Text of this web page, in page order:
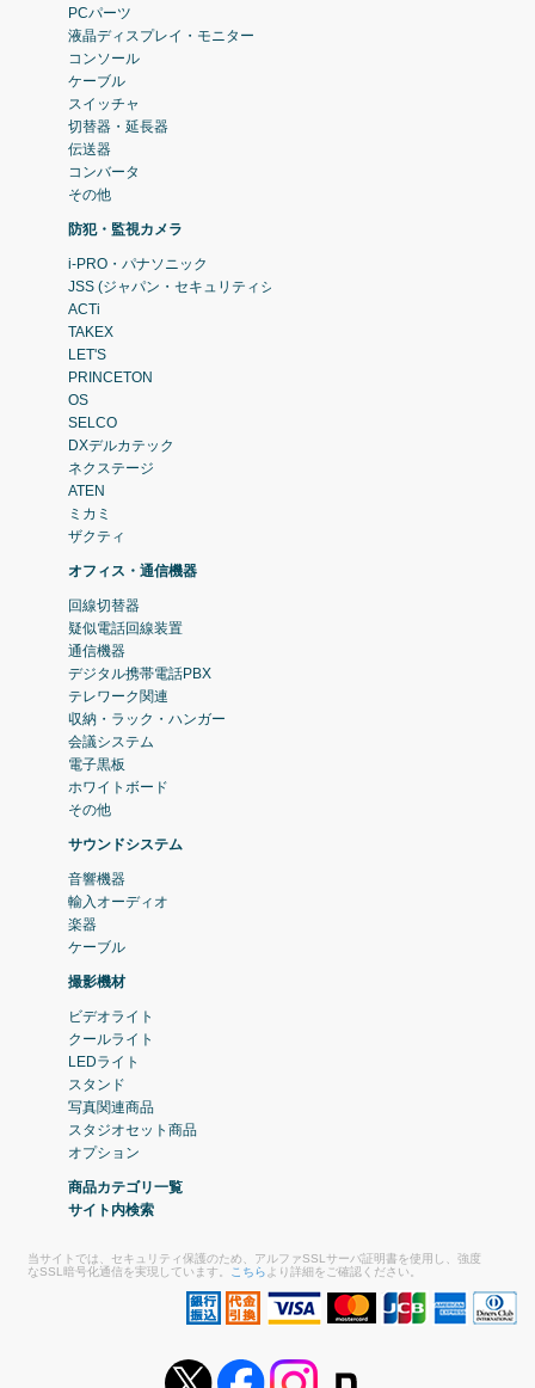
PCパーツ
液晶ディスプレイ・モニター
コンソール
ケーブル
スイッチャ
切替器・延長器
伝送器
コンバータ
その他
防犯・監視カメラ
i-PRO・パナソニック
JSS (ジャパン・セキュリティシステム)
ACTi
TAKEX
LET'S
PRINCETON
OS
SELCO
DXデルカテック
ネクステージ
ATEN
ミカミ
ザクティ
オフィス・通信機器
回線切替器
疑似電話回線装置
通信機器
デジタル携帯電話PBX
テレワーク関連
収納・ラック・ハンガー
会議システム
電子黒板
ホワイトボード
その他
サウンドシステム
音響機器
輸入オーディオ
楽器
ケーブル
撮影機材
ビデオライト
クールライト
LEDライト
スタンド
写真関連商品
スタジオセット商品
オプション
商品カテゴリ一覧
サイト内検索
当サイトでは、セキュリティ保護のため、アルファSSLサーバ証明書を使用し、強度
なSSL暗号化通信を実現しています。
こちら より詳細をご確認ください。